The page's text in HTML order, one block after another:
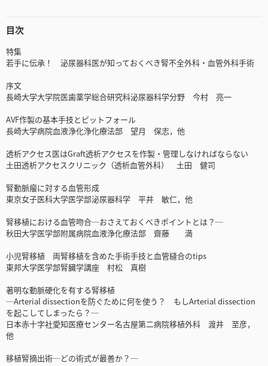
目次
特集
若手に伝承！ 泌尿器科医が知っておくべき腎不全外科・血管外科手術
序文
長崎大学大学院医歯薬学総合研究科泌尿器科学分野 今村 亮一
AVF作製の基本手技とピットフォール
長崎大学病院血液浄化浄化療法部 望月 保志，他
透析アクセス医はGraft透析アクセスを作製・管理しなければならない
土田透析アクセスクリニック（透析血管外科） 土田 健司
腎動脈瘤に対する血管形成
東京女子医科大学医学部泌尿器科学 平井 敏仁，他
腎移植における血管吻合─おさえておくべきポイントとは？─
秋田大学医学部附属病院血液浄化療法部 齋藤 満
小児腎移植 両腎移植を含めた手術手技と血管縫合のtips
東邦大学医学部腎臓学講座 村松 真樹
著明な動脈硬化を有する腎移植
─Arterial dissectionを防ぐために何を使う？ もしArterial dissection
を起こしてしまったら？─
日本赤十字社愛知医療センター名古屋第二病院移植外科 渡井 至彦，
他
移植腎摘出術─どの術式が最善か？─